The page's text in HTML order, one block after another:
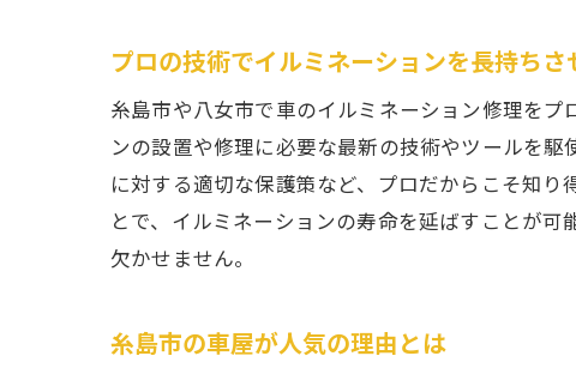
八女
プロの技術でイルミネーションを長持ちさ
糸島市や八女市で車のイルミネーション修理を
ンの設置や修理に必要な最新の技術やツールを
に対する適切な保護策など、プロだからこそ知
とで、イルミネーションの寿命を延ばすことが
欠かせません。
糸島市の車屋が人気の理由とは